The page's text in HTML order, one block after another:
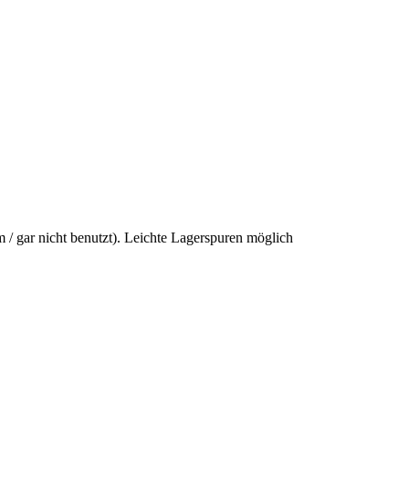
/ gar nicht benutzt). Leichte Lagerspuren möglich